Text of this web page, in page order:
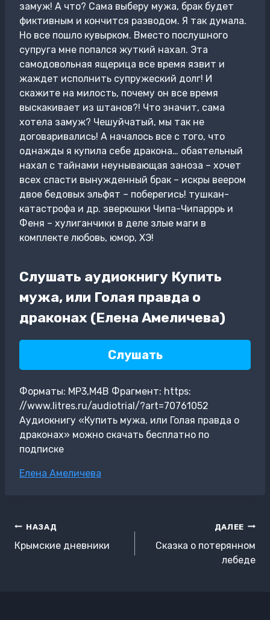
замуж! А что? Сама выберу мужа, брак будет
фиктивным и кончится разводом. Я так думала.
Но все пошло кувырком. Вместо послушного
супруга мне попался жуткий нахал. Эта
самодовольная ящерица все время язвит и
жаждет исполнить супружеский долг! И
скажите на милость, почему он все время
выскакивает из штанов?! Что значит, сама
хотела замуж? Чешуйчатый, мы так не
договаривались! А началось все с того, что
однажды я купила себе дракона… обаятельный
нахал с тайнами неунывающая заноза – хочет
всех спасти вынужденный брак – искры веером
двое бедовых эльфят – поберегись! тушкан-
катастрофа и др. зверюшки Чипа-Чипарррь и
Феня – хулиганчики в деле злые маги в
комплекте любовь, юмор, ХЭ!
Слушать аудиокнигу Купить
мужа, или Голая правда о
драконах (Елена Амеличева)
Слушать
Форматы: MP3,M4B Фрагмент: https:
//www.litres.ru/audiotrial/?art=70761052
Аудиокнигу «Купить мужа, или Голая правда о
драконах» можно скачать бесплатно по
подписке
Метки
Елена Амеличева
Навигация
по
НАЗАД
Крымские дневники
ДАЛЕЕ
Сказка о потерянном
лебеде